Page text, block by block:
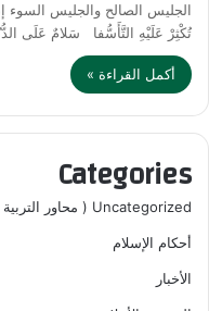
الجليس الصالح والجليس السوء
تُكْثِرْ عَلَيْهِ التَّأَسُّفا سَلامٌ عَلَى
أكمل القراءة »
Categories
Uncategorized ( محاور التربية الإسلامية)
أحكام الإسلام
الأخبار